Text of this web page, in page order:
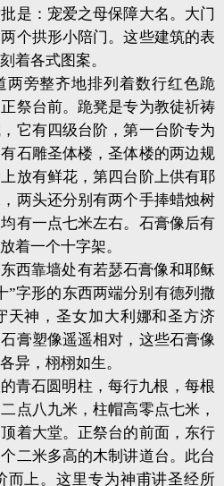
是：宠爱之母保障大名。大门
个拱形小陪门。这些建筑的表
着各式图案。
两旁整齐地排列着数行红色跪
祭台前。跪凳是专为教徒祈祷
它有四级台阶，第一台阶专为
石雕圣体楼，圣体楼的两边规
放有鲜花，第四台阶上供有耶
两头还分别有两个手捧蜡烛树
有一点七米左右。石膏像后有
着一个十字架。
西靠墙处有若瑟石膏像和耶稣
”字形的东西两端分别有德列撒
天神，圣女加大利娜和圣方济
膏塑像遥遥相对，这些石膏像
异，栩栩如生。
青石圆明柱，每行九根，每根
点八九米，柱帽高零点七米，
着大堂。正祭台的前面，东行
二米多高的木制讲道台。此台
而上。这里专为神甫讲圣经所